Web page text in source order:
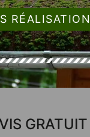
GRATUIT